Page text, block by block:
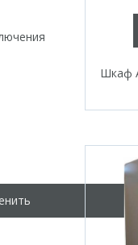
Шкаф